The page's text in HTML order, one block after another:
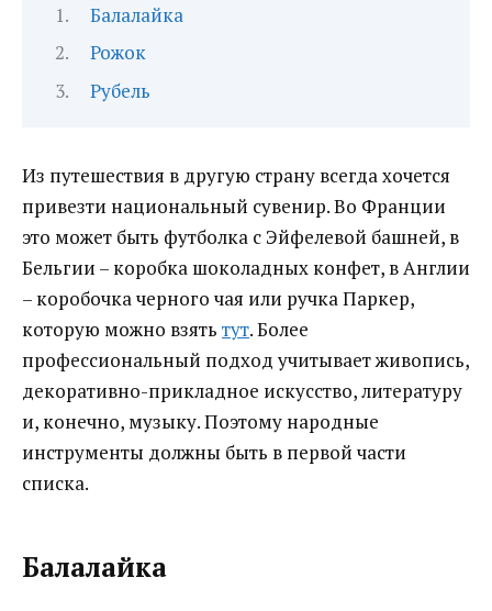
Балалайка
Рожок
Рубель
Из путешествия в другую страну всегда хочется
привезти национальный сувенир.Во Франции
это может быть футболка с Эйфелевой башней, в
Бельгии – коробка шоколадных конфет, в Англии
– коробочка черного чая или ручка Паркер,
которую можно взять тут. Более
профессиональный подход учитывает живопись,
декоративно-прикладное искусство, литературу
и, конечно, музыку. Поэтому народные
инструменты должны быть в первой части
списка.
Балалайка